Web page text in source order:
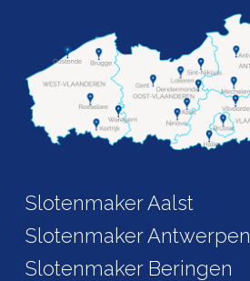
Slotenmaker Aalst
Slotenmaker Antwerpen
Slotenmaker Beringen